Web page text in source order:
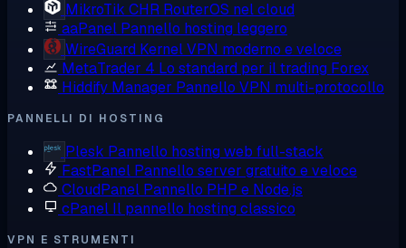
MikroTik CHR RouterOS nel cloud
aaPanel Pannello hosting leggero
WireGuard Kernel VPN moderno e veloce
MetaTrader 4 Lo standard per il trading Forex
Hiddify Manager Pannello VPN multi-protocollo
PANNELLI DI HOSTING
Plesk Pannello hosting web full-stack
FastPanel Pannello server gratuito e veloce
CloudPanel Pannello PHP e Node.js
cPanel Il pannello hosting classico
VPN E STRUMENTI